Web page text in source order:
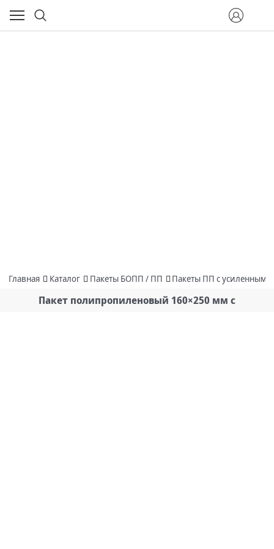
Главная Каталог Пакеты БОПП / ПП Пакеты ПП с
Пакет полипропиленовый 160×250 мм с